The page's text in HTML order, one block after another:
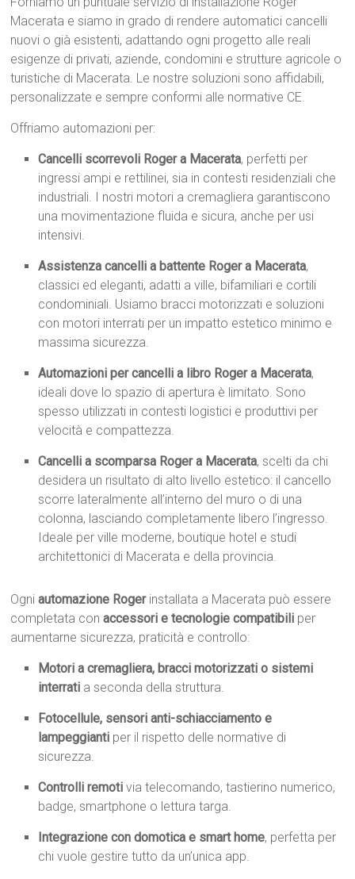
Macerata e siamo in grado di rendere automatici cancelli
nuovi o già esistenti, adattando ogni progetto alle reali
esigenze di privati, aziende, condomini e strutture agricole o
turistiche di Macerata. Le nostre soluzioni sono affidabili,
personalizzate e sempre conformi alle normative CE.
Offriamo automazioni per:
Cancelli scorrevoli Roger a Macerata, perfetti per
ingressi ampi e rettilinei, sia in contesti residenziali che
industriali. I nostri motori a cremagliera garantiscono
una movimentazione fluida e sicura, anche per usi
intensivi.
Assistenza cancelli a battente Roger a Macerata,
classici ed eleganti, adatti a ville, bifamiliari e cortili
condominiali. Usiamo bracci motorizzati e soluzioni
con motori interrati per un impatto estetico minimo e
massima sicurezza.
Automazioni per cancelli a libro Roger a Macerata,
ideali dove lo spazio di apertura è limitato. Sono
spesso utilizzati in contesti logistici e produttivi per
velocità e compattezza.
Cancelli a scomparsa Roger a Macerata, scelti da chi
desidera un risultato di alto livello estetico: il cancello
scorre lateralmente all’interno del muro o di una
colonna, lasciando completamente libero l’ingresso.
Ideale per ville moderne, boutique hotel e studi
architettonici di Macerata e della provincia.
Ogniautomazione Rogerinstallata a Macerata può essere
completata conaccessori e tecnologie compatibili per
aumentarne sicurezza, praticità e controllo:
Motori a cremagliera, bracci motorizzati o sistemi
interrati a seconda della struttura.
Fotocellule, sensori anti-schiacciamento e
lampeggianti per il rispetto delle normative di
sicurezza.
Controlli remoti via telecomando, tastierino numerico,
badge, smartphone o lettura targa.
Integrazione con domotica e smart home, perfetta per
chi vuole gestire tutto da un’unica app.